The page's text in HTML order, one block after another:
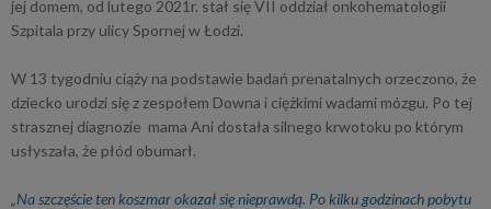
jej domem, od lutego 2021r. stał się VII oddział onkohematologii
Szpitala przy ulicy Spornej w Łodzi.
W 13 tygodniu ciąży na podstawie badań prenatalnych orzeczono, że
dziecko urodzi się z zespołem Downa i ciężkimi wadami mózgu. Po tej
strasznej diagnozie mama Ani dostała silnego krwotoku po którym
usłyszała, że płód obumarł.
„Na szczęście ten koszmar okazał się nieprawdą. Po kilku godzinach pobytu